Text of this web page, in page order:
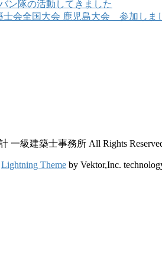
ン隊の活動してきました
会全国大会 鹿児島大会 参加しま
一級建築士事務所 All Rights
Lightning Theme by Vektor,Inc.